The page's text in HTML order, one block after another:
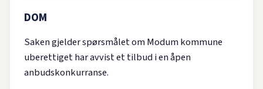
DOM
Saken gjelder spørsmålet om Modum kommune
uberettiget har avvist et tilbud i en åpen
anbudskonkurranse.